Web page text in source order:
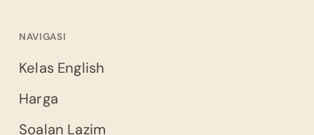
NAVIGASI
Kelas English
Harga
Soalan Lazim